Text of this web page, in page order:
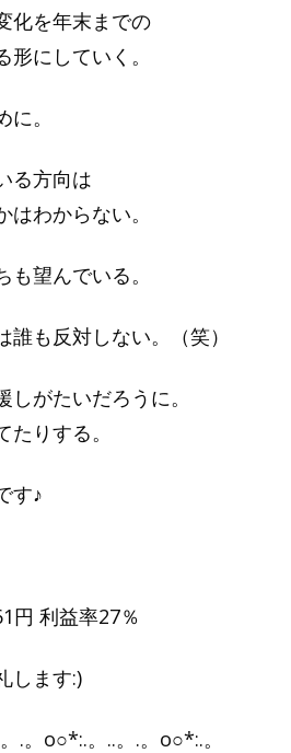
化を年末までの
形にしていく。
。
る方向は
わからない。
望んでいる。
も反対しない。（笑）
がたいだろうに。
りする。
す♪
利益率27％
します:)
.。o○*:.。..。.。o○*:.。